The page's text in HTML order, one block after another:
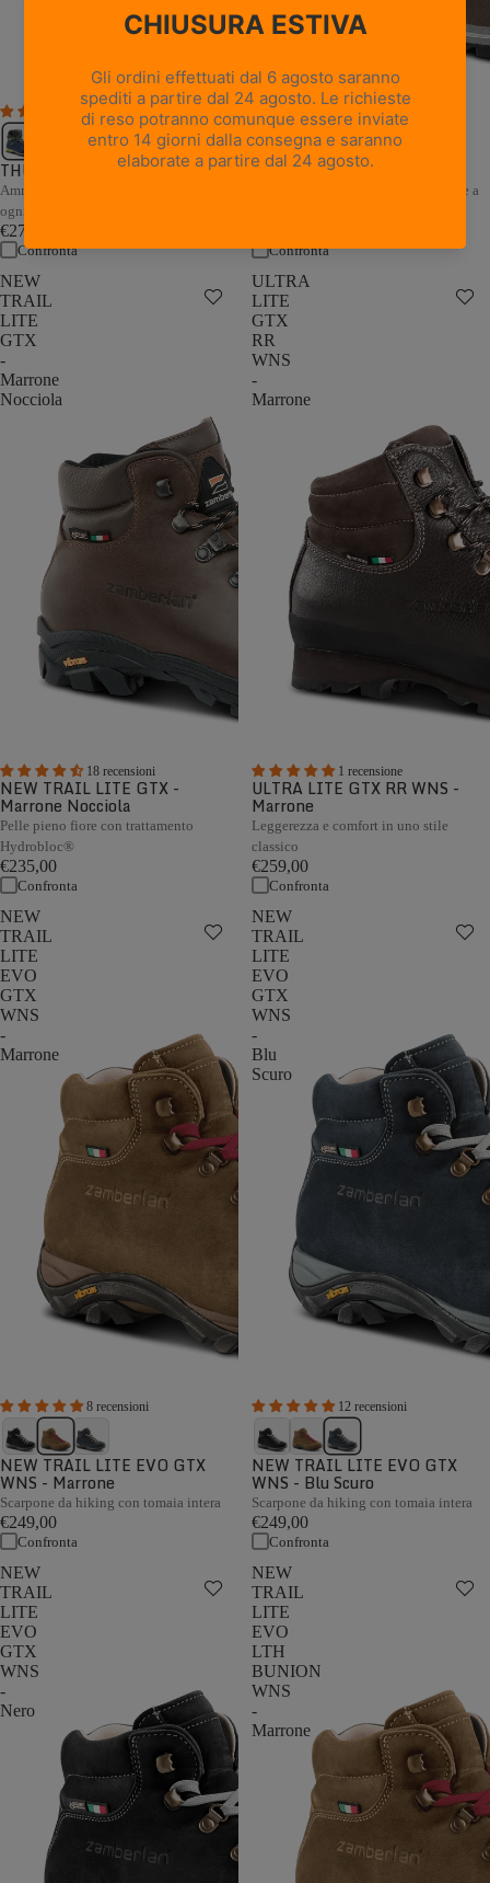
1 recensione
THUNDER GTX - Blu / Grigio
Ammortizzazione e stabilità adattive a
ogni passo
€279,00
Confronta
THUNDER GTX - Marrone /
Sabbia
Ammortizzazione e stabilità adattive a
Confronta
NEW
TRAIL
LITE
GTX
-
Marrone
Nocciola
18 recensioni
NEW TRAIL LITE GTX -
Marrone Nocciola
Pelle pieno fiore con trattamento
Hydrobloc®
€235,00
Confronta
ULTRA
LITE
GTX
RR
WNS
-
Marrone
1 recensione
ULTRA LITE GTX RR WNS -
Marrone
Leggerezza e comfort in uno stile
classico
€259,00
Confronta
NEW
TRAIL
LITE
EVO
GTX
WNS
-
Marrone
8 recensioni
NEW TRAIL LITE EVO GTX
WNS - Marrone
Scarpone da hiking con tomaia intera
€249,00
Confronta
NEW
TRAIL
LITE
EVO
GTX
WNS
-
Blu
Scuro
12 recensioni
NEW TRAIL LITE EVO GTX
WNS - Blu Scuro
Scarpone da hiking con tomaia intera
€249,00
Confronta
NEW
TRAIL
LITE
EVO
GTX
WNS
-
Nero
NEW
TRAIL
LITE
EVO
LTH
BUNION
WNS
-
Marrone